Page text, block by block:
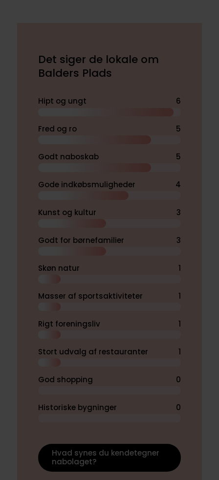
Det siger de lokale om
Balders Plads
Hipt og ungt 6
Fred og ro 5
Godt naboskab 5
Gode indkøbsmuligheder 4
Kunst og kultur 3
Godt for børnefamilier 3
Skøn natur 1
Masser af sportsaktiviteter 1
Rigt foreningsliv 1
Stort udvalg af restauranter 1
God shopping 0
Historiske bygninger 0
Hvad synes du kendetegner
nabolaget?